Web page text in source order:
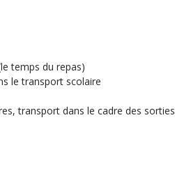
temps du repas)
le transport scolaire
transport dans le cadre des sorties